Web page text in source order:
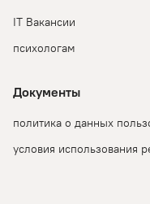
IT Вакансии
психологам
Документы
политика о данных
условия использования